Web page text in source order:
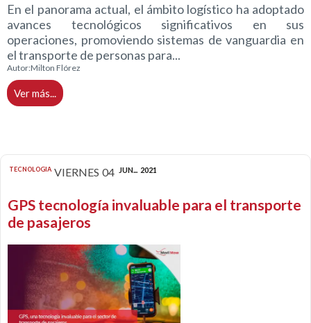
En el panorama actual, el ámbito logístico ha adoptado
avances tecnológicos significativos en sus
operaciones, promoviendo sistemas de vanguardia en
el transporte de personas para...
Autor:Milton Flórez
Ver más...
TECNOLOGIA VIERNES 04 JUN... 2021
GPS tecnología invaluable para el transporte
de pasajeros